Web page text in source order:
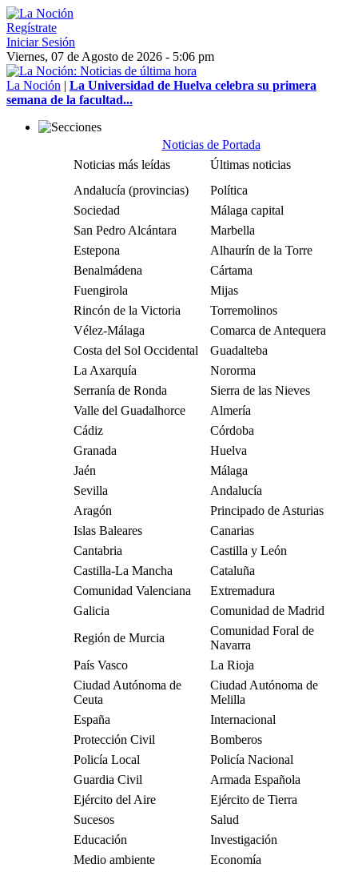
Regístrate
Iniciar Sesión
Viernes, 07 de Agosto de 2026 - 5:06 pm
La Noción | La Universidad de Huelva celebra su primera
semana de la facultad...
Noticias de Portada
Noticias más leídas
Últimas noticias
Andalucía (provincias)
Política
Sociedad
Málaga capital
San Pedro Alcántara
Marbella
Estepona
Alhaurín de la Torre
Benalmádena
Cártama
Fuengirola
Mijas
Rincón de la Victoria
Torremolinos
Vélez-Málaga
Comarca de Antequera
Costa del Sol Occidental
Guadalteba
La Axarquía
Nororma
Serranía de Ronda
Sierra de las Nieves
Valle del Guadalhorce
Almería
Cádiz
Córdoba
Granada
Huelva
Jaén
Málaga
Sevilla
Andalucía
Aragón
Principado de Asturias
Islas Baleares
Canarias
Cantabria
Castilla y León
Castilla-La Mancha
Cataluña
Comunidad Valenciana
Extremadura
Galicia
Comunidad de Madrid
Región de Murcia
Comunidad Foral de
Navarra
País Vasco
La Rioja
Ciudad Autónoma de
Ceuta
Ciudad Autónoma de
Melilla
España
Internacional
Protección Civil
Bomberos
Policía Local
Policía Nacional
Guardia Civil
Armada Española
Ejército del Aire
Ejército de Tierra
Sucesos
Salud
Educación
Investigación
Medio ambiente
Economía